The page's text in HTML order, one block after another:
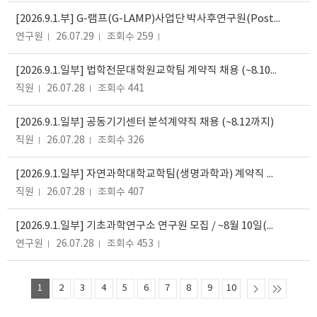
[2026.9.1.부] G-램프(G-LAMP)사업단 박사후연구원(Post-Doctor) 모집
연구원 26.07.29 조회수 259
[2026.9.1.일부] 법학전문대학원교학팀 계약직 채용 (~8.10까지)
직원 26.07.28 조회수 441
[2026.9.1.일부] 공동기기센터 분석계약직 채용 (~8.12까지)
직원 26.07.28 조회수 326
[2026.9.1.일부] 자연과학대학교학팀(생명과학과) 계약직 채용 (~8.10까지)
직원 26.07.28 조회수 407
[2026.9.1.일부] 기초과학연구소 연구원 모집 / ~8월 10일(월)까지
연구원 26.07.28 조회수 453
1 2 3 4 5 6 7 8 9 10